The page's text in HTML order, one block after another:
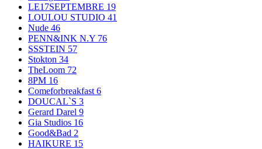
LE17SEPTEMBRE 19
LOULOU STUDIO 41
Nude 46
PENN&INK N.Y 76
SSSTEIN 57
Stokton 34
TheLoom 72
8PM 16
Comeforbreakfast 6
DOUCAL`S 3
Gerard Darel 9
Gia Studios 16
Good&Bad 2
HAIKURE 15